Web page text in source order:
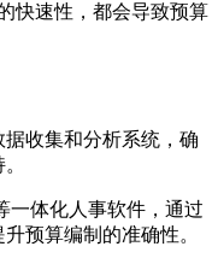
快速性，都会导致预算
收集和分析系统，确
一体化人事软件，通过
预算编制的准确性。